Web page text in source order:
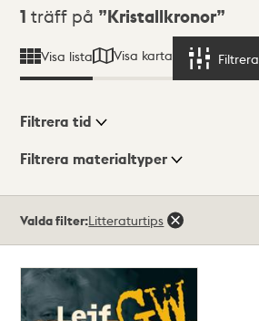
Sökresultat
1 träff på Kristallkronor
Visa lista Visa karta Filtrera
Visningsläge
Filtrera tid
Filtrera materialtyper
träffar
Valda filter:Litteraturtips